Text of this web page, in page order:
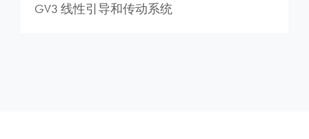
GV3 线性引导和传动系统